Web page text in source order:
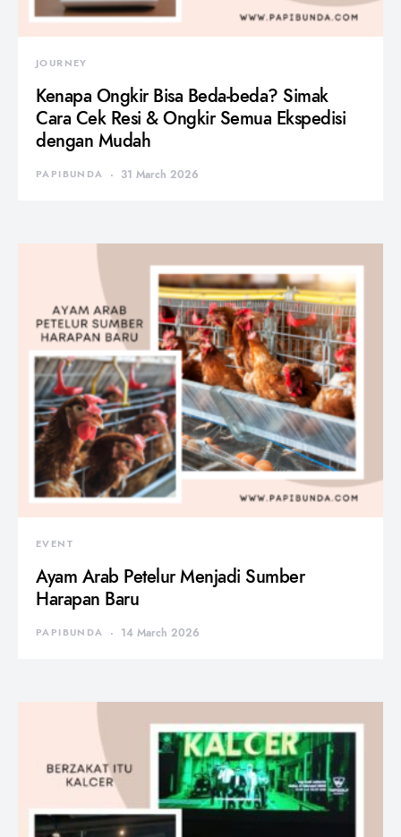
JOURNEY
Kenapa Ongkir Bisa Beda-beda? Simak
Cara Cek Resi & Ongkir Semua Ekspedisi
dengan Mudah
PAPIBUNDA 31 March 2026
EVENT
Ayam Arab Petelur Menjadi Sumber
Harapan Baru
PAPIBUNDA 14 March 2026